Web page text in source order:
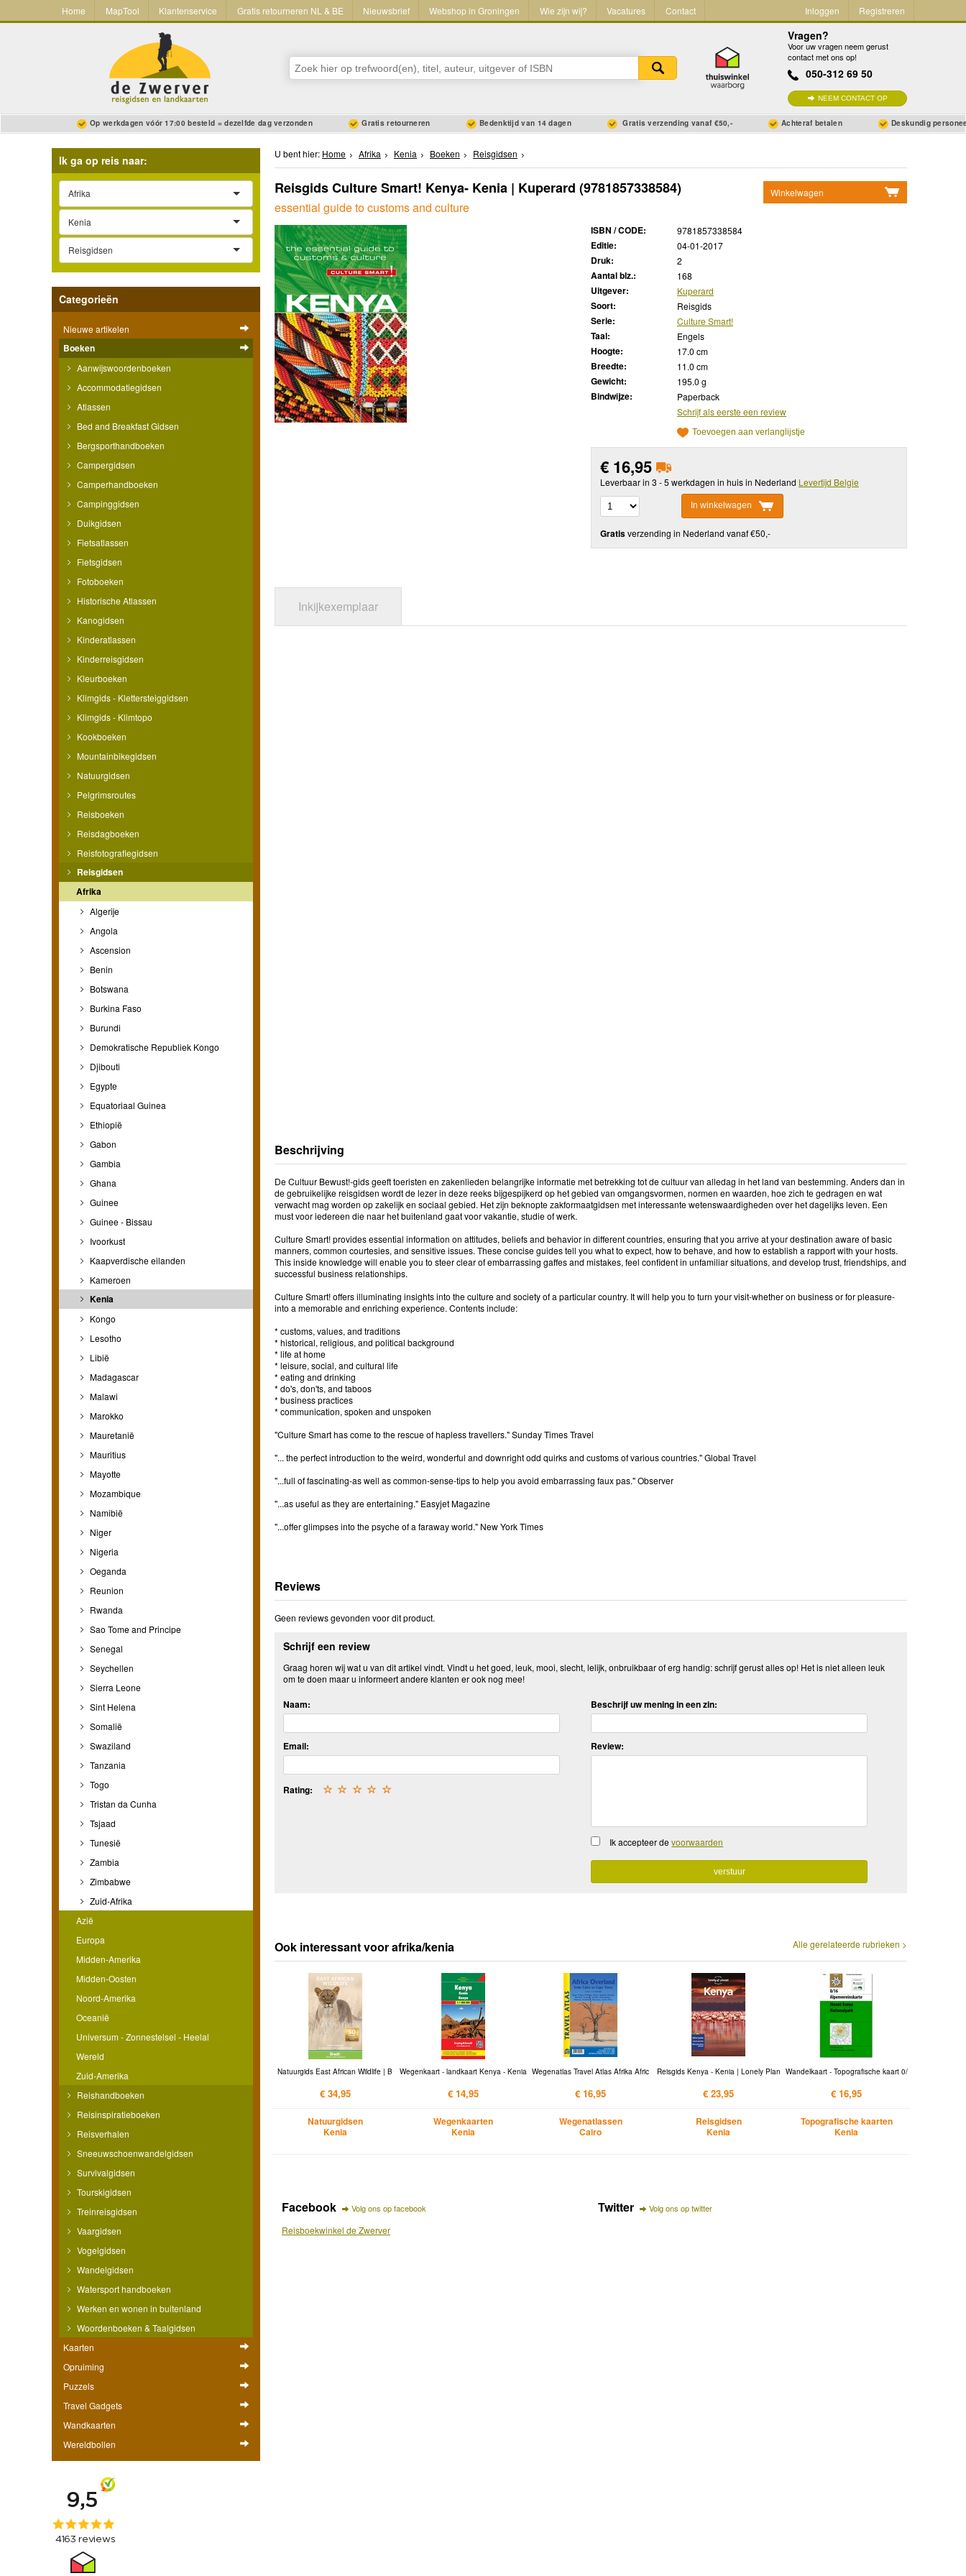
Home MapTool Klantenservice Gratis retourneren NL & BE Nieuwsbrief Webshop in Groningen Wie zijn wij? Vacatures Contact Inloggen Registreren
Vragen?
Voor uw vragen neem gerust
contact met ons op!
050-312 69 50
NEEM CONTACT OP
Op werkdagen vóór 17:00 besteld = dezelfde dag verzonden Gratis retourneren Bedenktijd van 14 dagen Gratis verzending vanaf €50,- Achteraf betalen Deskundig
Ik ga op reis naar:
Afrika
Kenia
Reisgidsen
Categorieën
Nieuwe artikelen
Boeken
Aanwijswoordenboeken
Accommodatiegidsen
Atlassen
Bed and Breakfast Gidsen
Bergsporthandboeken
Campergidsen
Camperhandboeken
Campinggidsen
Duikgidsen
Fietsatlassen
Fietsgidsen
Fotoboeken
Historische Atlassen
Kanogidsen
Kinderatlassen
Kinderreisgidsen
Kleurboeken
Klimgids - Klettersteiggidsen
Klimgids - Klimtopo
Kookboeken
Mountainbikegidsen
Natuurgidsen
Pelgrimsroutes
Reisboeken
Reisdagboeken
Reisfotografiegidsen
Reisgidsen
Afrika
Algerije
Angola
Ascension
Benin
Botswana
Burkina Faso
Burundi
Demokratische Republiek Kongo
Djibouti
Egypte
Equatoriaal Guinea
Ethiopië
Gabon
Gambia
Ghana
Guinee
Guinee - Bissau
Ivoorkust
Kaapverdische eilanden
Kameroen
Kenia
Kongo
Lesotho
Libië
Madagascar
Malawi
Marokko
Mauretanië
Mauritius
Mayotte
Mozambique
Namibië
Niger
Nigeria
Oeganda
Reunion
Rwanda
Sao Tome and Principe
Senegal
Seychellen
Sierra Leone
Sint Helena
Somalië
Swaziland
Tanzania
Togo
Tristan da Cunha
Tsjaad
Tunesië
Zambia
Zimbabwe
Zuid-Afrika
Azië
Europa
Midden-Amerika
Midden-Oosten
Noord-Amerika
Oceanië
Universum - Zonnestelsel - Heelal
Wereld
Zuid-Amerika
Reishandboeken
Reisinspiratieboeken
Reisverhalen
Sneeuwschoenwandelgidsen
Survivalgidsen
Tourskigidsen
Treinreisgidsen
Vaargidsen
Vogelgidsen
Wandelgidsen
Watersport handboeken
Werken en wonen in buitenland
Woordenboeken & Taalgidsen
Kaarten
Opruiming
Puzzels
Travel Gadgets
Wandkaarten
Wereldbollen
U bent hier: Home Afrika Kenia Boeken Reisgidsen
Winkelwagen
Reisgids Culture Smart! Kenya- Kenia | Kuperard (9781857338584)
essential guide to customs and culture
ISBN / CODE: 9781857338584
Editie: 04-01-2017
Druk: 2
Aantal blz.: 168
Uitgever: Kuperard
Soort: Reisgids
Serie: Culture Smart!
Taal: Engels
Hoogte: 17.0 cm
Breedte: 11.0 cm
Gewicht: 195.0 g
Bindwijze:
Paperback
Schrijf als eerste een review
Toevoegen aan verlanglijstje
€ 16,95
Leverbaar in 3 - 5 werkdagen in huis in Nederland Levertijd Belgie
In winkelwagen
Gratisverzending in Nederland vanaf €50,-
Inkijkexemplaar
Beschrijving
De Cultuur Bewust!-gids geeft toeristen en zakenlieden belangrijke informatie met betrekking tot de cultuur van alledag in het land van bestemming. Anders dan in
de gebruikelijke reisgidsen wordt de lezer in deze reeks bijgespijkerd op het gebied van omgangsvormen, normen en waarden, hoe zich te gedragen en wat
verwacht mag worden op zakelijk en sociaal gebied. Het zijn beknopte zakformaatgidsen met interessante wetenswaardigheden over het dagelijks leven. Een
must voor iedereen die naar het buitenland gaat voor vakantie, studie of werk.
Culture Smart! provides essential information on attitudes, beliefs and behavior in different countries, ensuring that you arrive at your destination aware of basic
manners, common courtesies, and sensitive issues. These concise guides tell you what to expect, how to behave, and how to establish a rapport with your hosts.
This inside knowledge will enable you to steer clear of embarrassing gaffes and mistakes, feel confident in unfamiliar situations, and develop trust, friendships, and
successful business relationships.
Culture Smart! offers illuminating insights into the culture and society of a particular country. It will help you to turn your visit-whether on business or for pleasure-
into a memorable and enriching experience. Contents include:
* customs, values, and traditions
* historical, religious, and political background
* life at home
* leisure, social, and cultural life
* eating and drinking
* do's, don'ts, and taboos
* business practices
* communication, spoken and unspoken
"Culture Smart has come to the rescue of hapless travellers." Sunday Times Travel
"... the perfect introduction to the weird, wonderful and downright odd quirks and customs of various countries." Global Travel
"...full of fascinating-as well as common-sense-tips to help you avoid embarrassing faux pas." Observer
"...as useful as they are entertaining." Easyjet Magazine
"...offer glimpses into the psyche of a faraway world." New York Times
Reviews
Geen reviews gevonden voor dit product.
Schrijf een review
Graag horen wij wat u van dit artikel vindt. Vindt u het goed, leuk, mooi, slecht, lelijk, onbruikbaar of erg handig: schrijf gerust alles op! Het is niet alleen leuk
om te doen maar u informeert andere klanten er ook nog mee!
Naam:
Email:
Rating: ☆
☆
☆
☆
☆
Beschrijf uw mening in een zin:
Review:
Ik accepteer devoorwaarden
Alle gerelateerde rubrieken >
Ook interessant voor afrika/kenia
Natuurgids East African Wildlife | B
€ 34,95
Natuurgidsen
Kenia
Wegenkaart - landkaart Kenya - Kenia
€ 14,95
Wegenkaarten
Kenia
Wegenatlas Travel Atlas Afrika Afric
€ 16,95
Wegenatlassen
Cairo
Reisgids Kenya - Kenia | Lonely Plan
€ 23,95
Reisgidsen
Kenia
Wandelkaart - Topografische kaart 0/
€ 16,95
Topografische kaarten
Kenia
Facebook Volg ons op facebook
Reisboekwinkel de Zwerver
Twitter Volg ons op twitter